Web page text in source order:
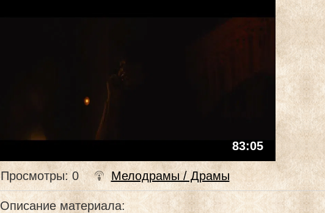
83:05
Просмотры: 0 Мелодрамы / Драмы
Описание материала: